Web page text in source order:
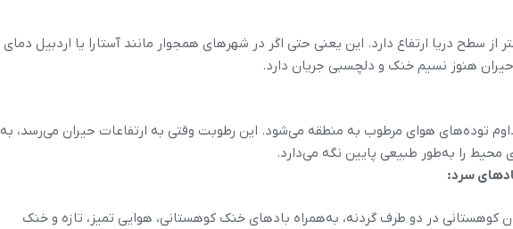
حیران بین ۱۵۰۰ تا ۱۷۰۰ متر از سطح دریا ارتفاع دارد. این یعنی حتی اگر در شهرهای همجوار مانند آستارا یا اردبیل دمای
توده‌های هوای مرطوب به منطقه می‌شود. این رطوبت وقتی به ارتفاعات حیران می‌رسد، به
را به‌طور طبیعی پایین نگه می‌دارد.
سرد:
کوهستانی در دو طرف گردنه، به‌همراه بادهای خنک کوهستانی، هوایی تمیز، تازه و خنک